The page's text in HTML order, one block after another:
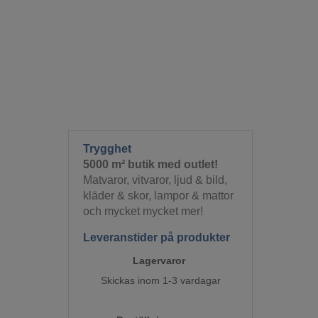
Trygghet
5000 m² butik med outlet!
Matvaror, vitvaror, ljud & bild,
kläder & skor, lampor & mattor
och mycket mycket mer!
Leveranstider på produkter
Lagervaror
Skickas inom 1-3 vardagar